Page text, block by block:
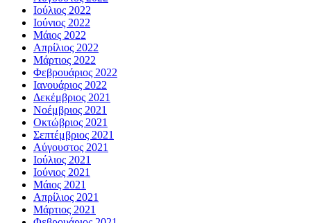
Ιούλιος 2022
Ιούνιος 2022
Μάιος 2022
Απρίλιος 2022
Μάρτιος 2022
Φεβρουάριος 2022
Ιανουάριος 2022
Δεκέμβριος 2021
Νοέμβριος 2021
Οκτώβριος 2021
Σεπτέμβριος 2021
Αύγουστος 2021
Ιούλιος 2021
Ιούνιος 2021
Μάιος 2021
Απρίλιος 2021
Μάρτιος 2021